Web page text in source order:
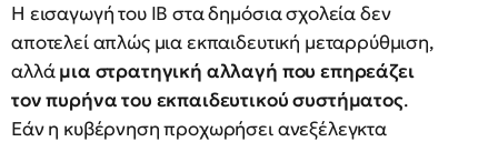
Η εισαγωγή του IB στα δημόσια σχολεία δεν
αποτελεί απλώς μια εκπαιδευτική μεταρρύθμιση,
αλλάμια στρατηγική αλλαγή που επηρεάζει
τον πυρήνα του εκπαιδευτικού συστήματος.
Εάν η κυβέρνηση προχωρήσει ανεξέλεγκτα